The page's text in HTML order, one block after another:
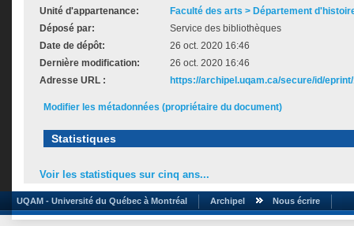
Unité d'appartenance:
Faculté des arts > Département
Déposé par:
Service des bibliothèques
Date de dépôt:
26 oct. 2020 16:46
Dernière modification:
26 oct. 2020 16:46
Adresse URL :
https://archipel.uqam.ca/secure/id/
Modifier les métadonnées (propriétaire du document)
Statistiques
Voir les statistiques sur cinq ans...
UQAM - Université du Québec à Montréal Archipel Nous écrire